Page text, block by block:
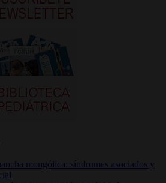
mongólica: síndromes asociados y